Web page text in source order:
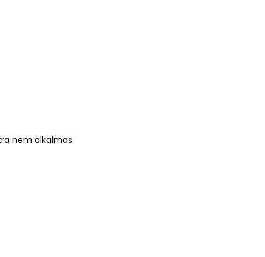
nem alkalmas.